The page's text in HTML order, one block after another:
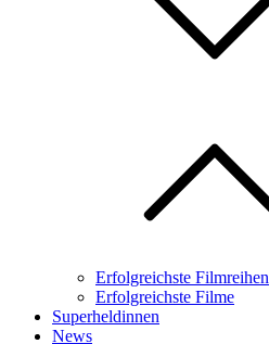
Erfolgreichste Filmreihen
Erfolgreichste Filme
Superheldinnen
News